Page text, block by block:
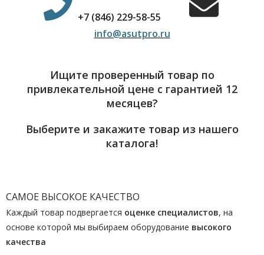
+7 (846) 229-58-55
info@asutpro.ru
Ищите проверенный товар по
привлекательной цене с гарантией 12
месяцев?
Выберите и закажите товар из нашего
каталога!
САМОЕ ВЫСОКОЕ КАЧЕСТВО
Каждый товар подвергается оценке специалистов, на
основе которой мы выбираем оборудование высокого
качества